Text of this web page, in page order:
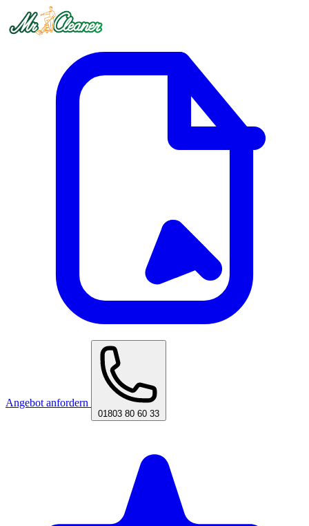
Angebot anfordern
01803 80 60 33